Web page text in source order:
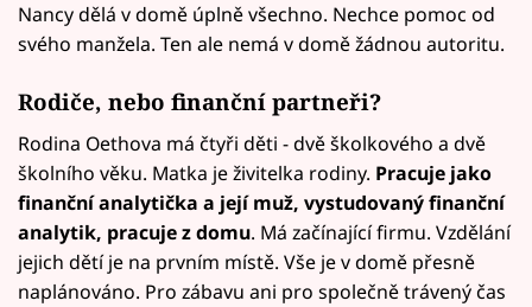
Nancy dělá v domě úplně všechno. Nechce pomoc od
svého manžela. Ten ale nemá v domě žádnou autoritu.
Rodiče, nebo finanční partneři?
Rodina Oethova má čtyři děti - dvě školkového a dvě
školního věku. Matka je živitelka rodiny. Pracuje jako
finanční analytička a její muž, vystudovaný finanční
analytik, pracuje z domu. Má začínající firmu. Vzdělání
jejich dětí je na prvním místě. Vše je v domě přesně
naplánováno. Pro zábavu ani pro společně trávený čas